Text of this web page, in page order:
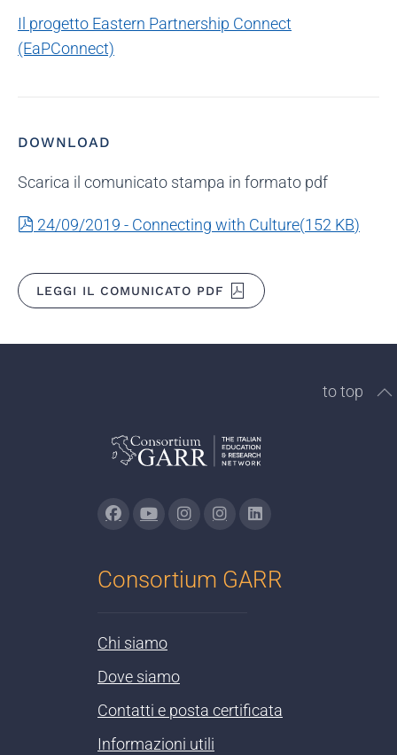
Il progetto Eastern Partnership Connect
(EaPConnect)
DOWNLOAD
Scarica il comunicato stampa in formato pdf
pdf
24/09/2019 - Connecting with Culture(152 KB)
LEGGI IL COMUNICATO PDF
to top
Consortium GARR
Chi siamo
Dove siamo
Contatti e posta certificata
Informazioni utili